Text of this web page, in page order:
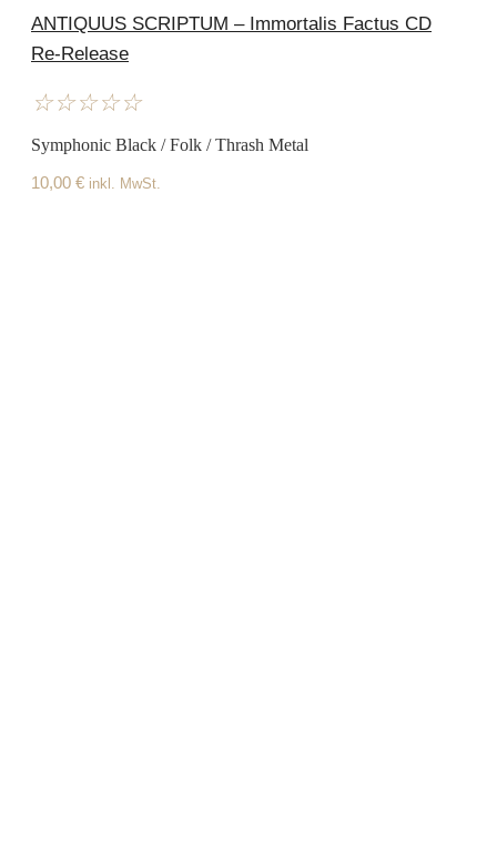
ANTIQUUS SCRIPTUM – Immortalis Factus CD
Re-Release
☆☆☆☆☆
Symphonic Black / Folk / Thrash Metal
10,00 € inkl. MwSt.